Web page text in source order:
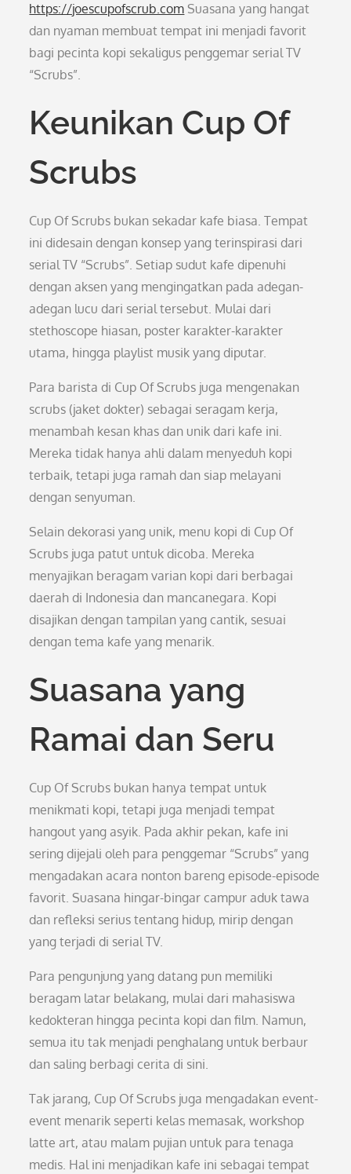
https://joescupofscrub.com Suasana yang hangat
dan nyaman membuat tempat ini menjadi favorit
bagi pecinta kopi sekaligus penggemar serial TV
“Scrubs”.
Keunikan Cup Of
Scrubs
Cup Of Scrubs bukan sekadar kafe biasa. Tempat
ini didesain dengan konsep yang terinspirasi dari
serial TV “Scrubs”. Setiap sudut kafe dipenuhi
dengan aksen yang mengingatkan pada adegan-
adegan lucu dari serial tersebut. Mulai dari
stethoscope hiasan, poster karakter-karakter
utama, hingga playlist musik yang diputar.
Para barista di Cup Of Scrubs juga mengenakan
scrubs (jaket dokter) sebagai seragam kerja,
menambah kesan khas dan unik dari kafe ini.
Mereka tidak hanya ahli dalam menyeduh kopi
terbaik, tetapi juga ramah dan siap melayani
dengan senyuman.
Selain dekorasi yang unik, menu kopi di Cup Of
Scrubs juga patut untuk dicoba. Mereka
menyajikan beragam varian kopi dari berbagai
daerah di Indonesia dan mancanegara. Kopi
disajikan dengan tampilan yang cantik, sesuai
dengan tema kafe yang menarik.
Suasana yang
Ramai dan Seru
Cup Of Scrubs bukan hanya tempat untuk
menikmati kopi, tetapi juga menjadi tempat
hangout yang asyik. Pada akhir pekan, kafe ini
sering dijejali oleh para penggemar “Scrubs” yang
mengadakan acara nonton bareng episode-episode
favorit. Suasana hingar-bingar campur aduk tawa
dan refleksi serius tentang hidup, mirip dengan
yang terjadi di serial TV.
Para pengunjung yang datang pun memiliki
beragam latar belakang, mulai dari mahasiswa
kedokteran hingga pecinta kopi dan film. Namun,
semua itu tak menjadi penghalang untuk berbaur
dan saling berbagi cerita di sini.
Tak jarang, Cup Of Scrubs juga mengadakan event-
event menarik seperti kelas memasak, workshop
latte art, atau malam pujian untuk para tenaga
medis. Hal ini menjadikan kafe ini sebagai tempat